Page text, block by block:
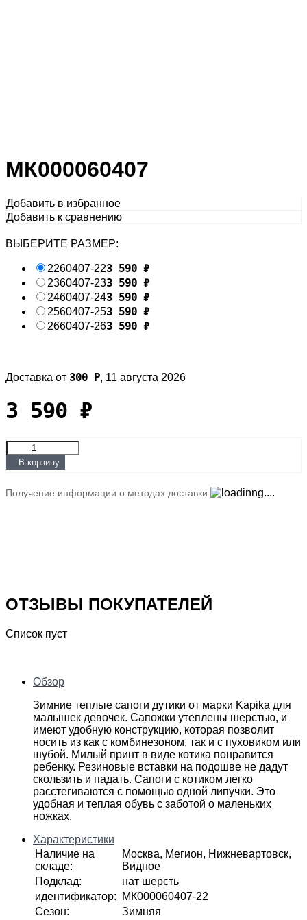
МК000060407
Добавить в избранное
Добавить к сравнению
ВЫБЕРИТЕ РАЗМЕР:
2260407-223 590 ₽
2360407-233 590 ₽
2460407-243 590 ₽
2560407-253 590 ₽
2660407-263 590 ₽
Доставка от 300 Р, 11 августа 2026
3 590 ₽
В корзину
Получение информации о методах доставки
ОТЗЫВЫ ПОКУПАТЕЛЕЙ
Список пуст
Обзор
Зимние теплые сапоги дутики от марки Kapika для
малышек девочек. Сапожки утеплены шерстью, и
имеют удобную конструкцию, которая позволит
носить из как с комбинезоном, так и с пуховиком или
шубой. Милый принт в виде котика понравится
ребенку. Резиновые вставки на подошве не дадут
скользить и падать. Сапоги с котиком легко
расстегиваются с помощью одной липучки. Это
удобная и теплая обувь с заботой о маленьких
ножках.
Характеристики
Наличие на
складе:
Москва, Мегион, Нижневартовск,
Видное
Подклад:
нат шерсть
идентификатор:
МК000060407-22
Сезон:
Зимняя